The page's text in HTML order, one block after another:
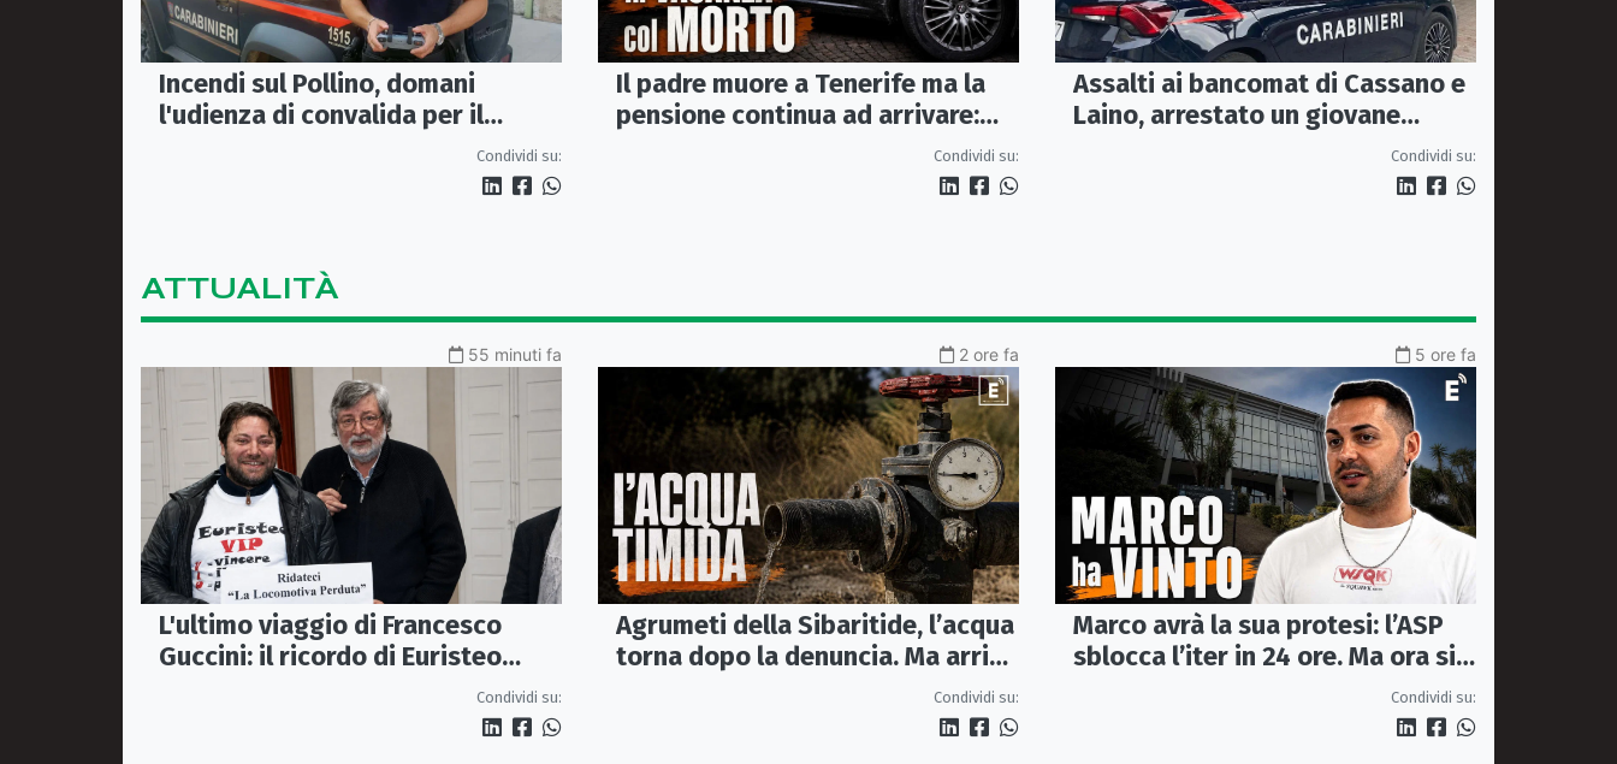
Incendi sul Pollino, domani
l'udienza di convalida per il
presunto piromane: il PM ha
chiesto la misura in carcere
Condividi su:
Il padre muore a Tenerife ma la
pensione continua ad arrivare:
Condividi su:
Assalti ai bancomat di Cassano e
Laino, arrestato un giovane
Condividi su:
ATTUALITÀ
55 minuti fa
L'ultimo viaggio di Francesco
Guccini: il ricordo di Euristeo
Condividi su:
2 ore fa
Agrumeti della Sibaritide, l’acqua
torna dopo la denuncia. Ma arriva
con un terzo della pressioneCondividi su:
5 ore fa
Marco avrà la sua protesi: l’ASP
sblocca l’iter in 24 ore. Ma ora si
apre il caso dell’Ufficio ausiliCondividi su: